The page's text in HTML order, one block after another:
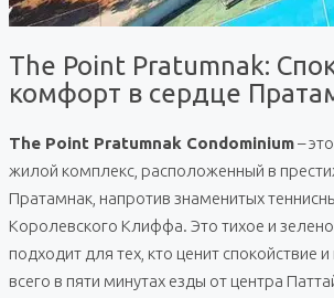
The Point Pratumnak:
комфорт в сердце
The Point Pratumnak Condominium–
жилой комплекс, расположенный в
Пратамнак, напротив знаменитых
Королевского Клиффа. Это тихое и
подходит для тех, кто ценит спокойствие
всего в пяти минутах езды от центра